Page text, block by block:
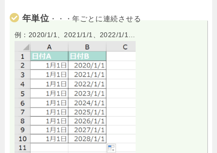
年単位 ・・・年ごとに連続させる
例：2020/1/1、2021/1/1、2022/1/1…